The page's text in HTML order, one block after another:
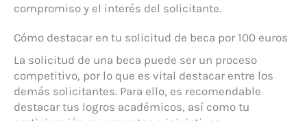
compromiso y el interés del solicitante.
Cómo destacar en tu solicitud de beca por 100 euros
La solicitud de una beca puede ser un proceso
competitivo, por lo que es vital destacar entre los
demás solicitantes. Para ello, es recomendable
destacar tus logros académicos, así como tu